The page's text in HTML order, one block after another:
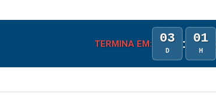
TERMINA EM: 03
D : 01
H